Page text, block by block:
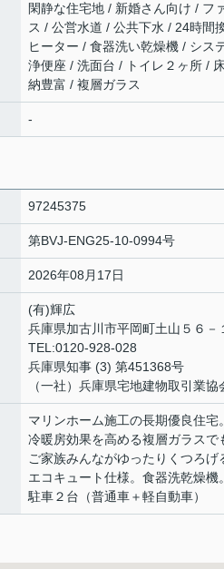
閑静な住宅地 / 新婚さん向け / フ
ス / 公営水道 / 公共下水 / 24時間
ヒーター / 食器洗い乾燥機 / シス
浄便座 / 洗面台 / トイレ２ヶ所 /
納豊富 / 複層ガラス
-
97245375
第BVJ-ENG25-10-0994号
2026年08月17日
(有)輝広
兵庫県加古川市平岡町土山５６－
TEL:0120-928-028
兵庫県知事 (3) 第451368号
（一社）兵庫県宅地建物取引業
マリンホーム施工の長期優良住宅。
冷暖房効果を高める複層ガラスで
ご家族みんながゆったりくつろげ
エコキュート仕様。食器洗乾燥機
駐車２台（普通車＋軽自動車）